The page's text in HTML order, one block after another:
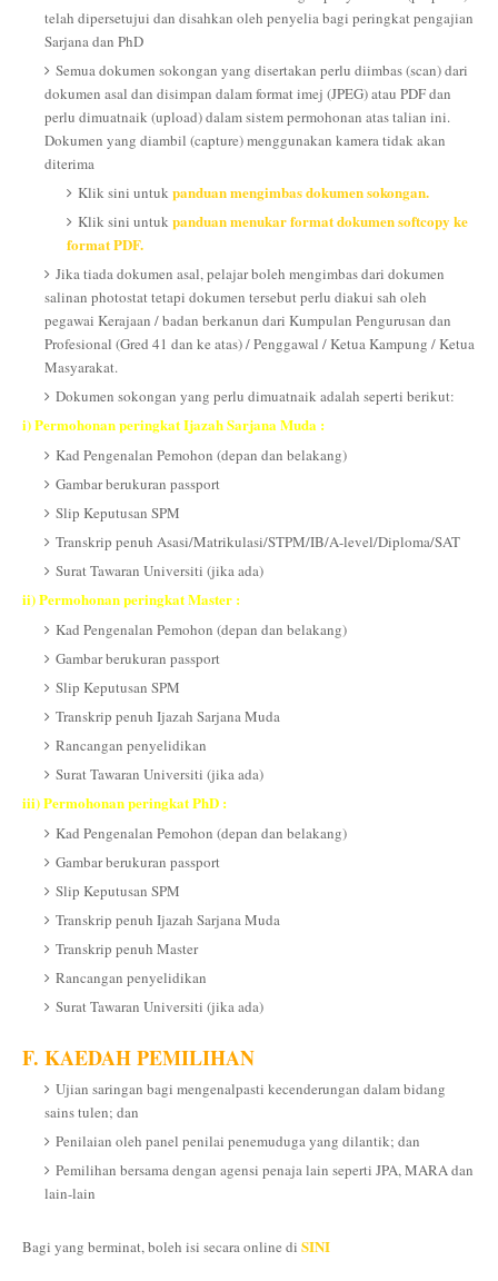
telah dipersetujui dan disahkan oleh penyelia bagi peringkat pengajian
Sarjana dan PhD
Semua dokumen sokongan yang disertakan perlu diimbas (scan) dari
dokumen asal dan disimpan dalam format imej (JPEG) atau PDF dan
perlu dimuatnaik (upload) dalam sistem permohonan atas talian ini.
Dokumen yang diambil (capture) menggunakan kamera tidak akan
diterima
Klik sini untukpanduan mengimbas dokumen sokongan.
Klik sini untukpanduan menukar format dokumen softcopy ke
format PDF.
Jika tiada dokumen asal, pelajar boleh mengimbas dari dokumen
salinan photostat tetapi dokumen tersebut perlu diakui sah oleh
pegawai Kerajaan / badan berkanun dari Kumpulan Pengurusan dan
Profesional (Gred 41 dan ke atas) / Penggawal / Ketua Kampung / Ketua
Masyarakat.
Dokumen sokongan yang perlu dimuatnaik adalah seperti berikut:
i) Permohonan peringkat Ijazah Sarjana Muda :
Kad Pengenalan Pemohon (depan dan belakang)
Gambar berukuran passport
Slip Keputusan SPM
Transkrip penuh Asasi/Matrikulasi/STPM/IB/A-level/Diploma/SAT
Surat Tawaran Universiti (jika ada)
ii) Permohonan peringkat Master :
Kad Pengenalan Pemohon (depan dan belakang)
Gambar berukuran passport
Slip Keputusan SPM
Transkrip penuh Ijazah Sarjana Muda
Rancangan penyelidikan
Surat Tawaran Universiti (jika ada)
iii) Permohonan peringkat PhD :
Kad Pengenalan Pemohon (depan dan belakang)
Gambar berukuran passport
Slip Keputusan SPM
Transkrip penuh Ijazah Sarjana Muda
Transkrip penuh Master
Rancangan penyelidikan
Surat Tawaran Universiti (jika ada)
F. KAEDAH PEMILIHAN
Ujian saringan bagi mengenalpasti kecenderungan dalam bidang
sains tulen; dan
Penilaian oleh panel penilai penemuduga yang dilantik; dan
Pemilihan bersama dengan agensi penaja lain seperti JPA, MARA dan
lain-lain
Bagi yang berminat, boleh isi secara online di SINI